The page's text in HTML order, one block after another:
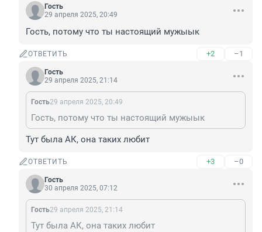
Гость
29 апреля 2025, 20:49
Гость, потому что ты настоящий мужыык
ОТВЕТИТЬ +2 –1
Гость
29 апреля 2025, 21:14
Гость29 апреля 2025, 20:49
Гость, потому что ты настоящий мужыык
Тут была АК, она таких любит
ОТВЕТИТЬ +3 –0
Гость
30 апреля 2025, 07:12
Гость29 апреля 2025, 21:14
Тут была АК, она таких любит